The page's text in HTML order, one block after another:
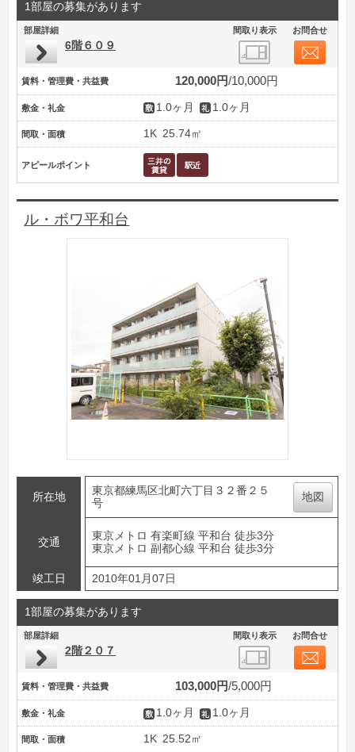
1部屋の募集があります
部屋詳細 間取り表示 お問合せ
6階６０９
賃料・管理費・共益費 120,000円 10,000円
敷金・礼金 1.0ヶ月 1.0ヶ月
間取・面積 1K 25.74㎡
アピールポイント
ル・ボワ平和台
所在地
東京都練馬区北町六丁目３２番２５
号
地図
交通
東京メトロ 有楽町線 平和台 徒歩3分
東京メトロ 副都心線 平和台 徒歩3分
竣工日 2010年01月07日
1部屋の募集があります
部屋詳細 間取り表示 お問合せ
2階２０７
賃料・管理費・共益費 103,000円 5,000円
敷金・礼金 1.0ヶ月 1.0ヶ月
間取・面積 1K 25.52㎡